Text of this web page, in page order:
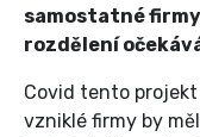
samostatné
rozdělení
Covid tento
vzniklé firmy by